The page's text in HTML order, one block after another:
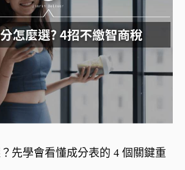
先學會看懂成分表的 4 個關鍵重